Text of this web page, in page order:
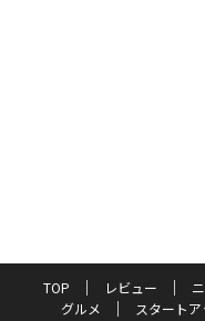
TOP レビュー
グルメ
スタート